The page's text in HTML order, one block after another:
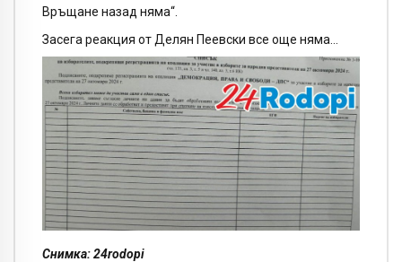
Връщане назад няма“.
Засега реакция от Делян Пеевски все още няма…
Снимка: 24rodopi